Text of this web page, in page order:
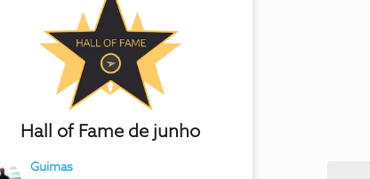
Hall of Fame de junho
Guimas